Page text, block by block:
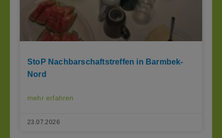
StoP Nachbarschaftstreffen in Barmbek-
Nord
mehr erfahren
23.07.2026